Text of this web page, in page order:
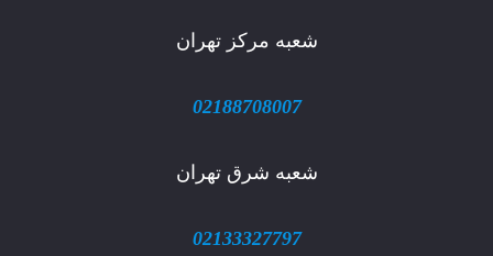
شعبه مرکز تهران
02188708007
شعبه شرق تهران
02133327797